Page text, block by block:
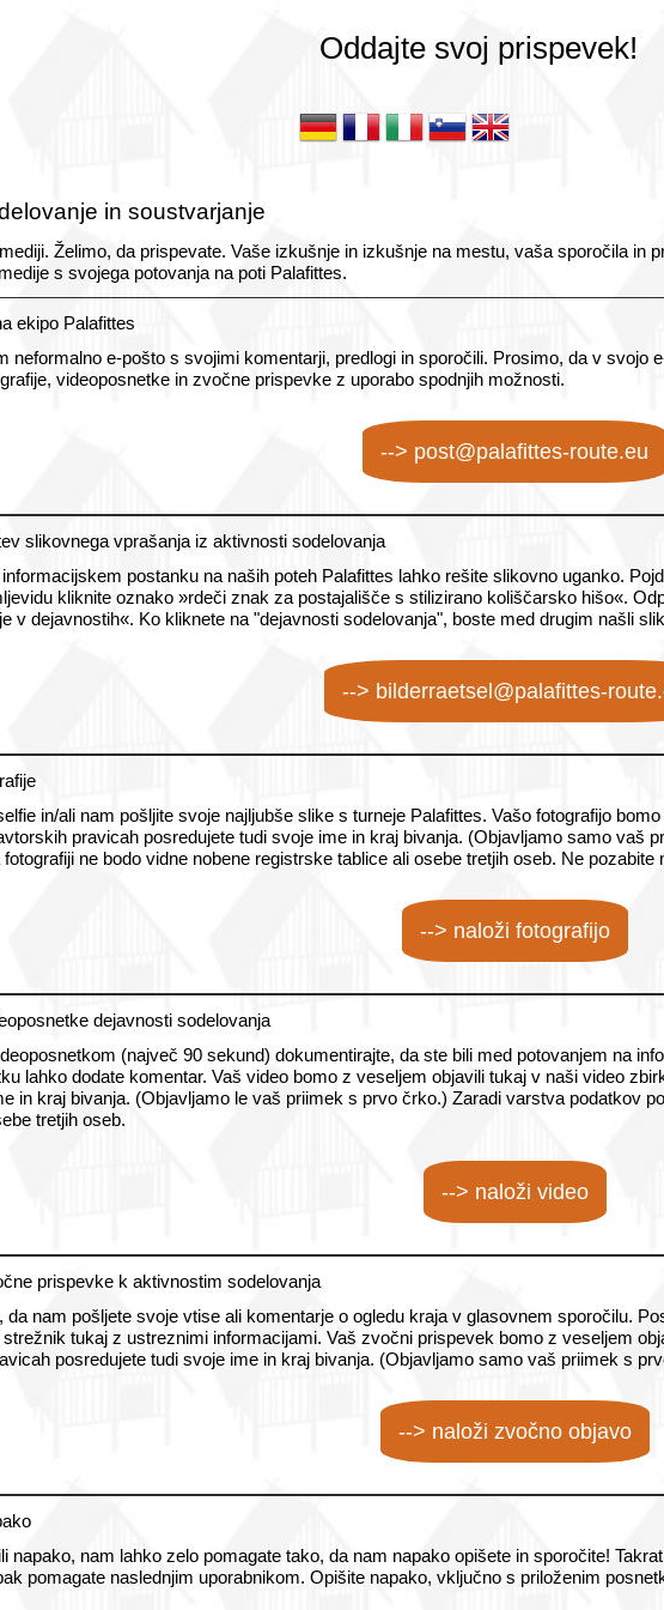
Oddajte svoj prispevek!
in soustvarjanje
Želimo, da prispevate. Vaše izkušnje in izkušnje na mestu, vaša sporočila in
s svojega potovanja na poti Palafittes.
ekipo Palafittes
neformalno e-pošto s svojimi komentarji, predlogi in sporočili. Prosimo, da v svojo
videoposnetke in zvočne prispevke z uporabo spodnjih možnosti.
--> post@palafittes-route.eu
slikovnega vprašanja iz aktivnosti sodelovanja
postanku na naših poteh Palafittes lahko rešite slikovno uganko.
kliknite oznako »rdeči znak za postajališče s stilizirano koliščarsko hišo«.
v dejavnostih«. Ko kliknete na "dejavnosti sodelovanja", boste med drugim našli
--> bilderraetsel@palafittes-
in/ali nam pošljite svoje najljubše slike s turneje Palafittes. Vašo fotografijo
pravicah posredujete tudi svoje ime in kraj bivanja. (Objavljamo samo vaš
fotografiji ne bodo vidne nobene registrske tablice ali osebe tretjih oseb. Ne
--> naloži fotografijo
dejavnosti sodelovanja
(največ 90 sekund) dokumentirajte, da ste bili med potovanjem na
lahko dodate komentar. Vaš video bomo z veseljem objavili tukaj v naši video
in kraj bivanja. (Objavljamo le vaš priimek s prvo črko.) Zaradi varstva podatkov
tretjih oseb.
--> naloži video
prispevke k aktivnostim sodelovanja
da nam pošljete svoje vtise ali komentarje o ogledu kraja v glasovnem sporočilu.
strežnik tukaj z ustreznimi informacijami. Vaš zvočni prispevek bomo z veseljem
posredujete tudi svoje ime in kraj bivanja. (Objavljamo samo vaš priimek s
--> naloži zvočno objavo
napako, nam lahko zelo pomagate tako, da nam napako opišete in sporočite!
pomagate naslednjim uporabnikom. Opišite napako, vključno s priloženim